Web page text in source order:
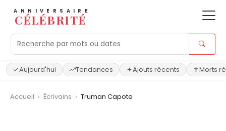
ANNIVERSAIRE
CÉLÉBRITÉ
Aujourd'hui Tendances Ajouts récents Morts
Accueil › Écrivains › Truman Capote